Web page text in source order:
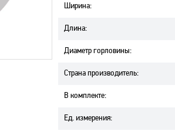
Ширина:
Длина:
Диаметр горловины:
Страна производитель:
В комплекте:
Ед. измерения: